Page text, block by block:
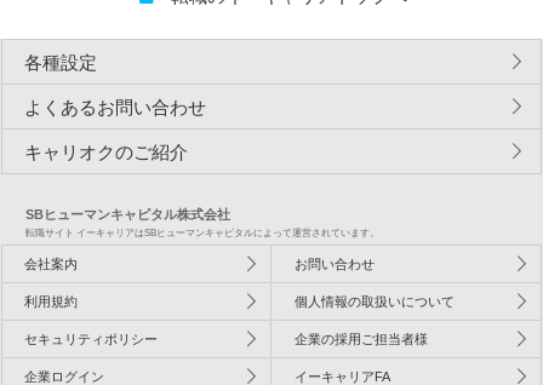
各種設定
よくあるお問い合わせ
キャリオクのご紹介
SBヒューマンキャピタル株式会社
転職サイト イーキャリアはSBヒューマンキャピタルによって運営されています。
会社案内 お問い合わせ
利用規約 個人情報の取扱いについて
セキュリティポリシー 企業の採用ご担当者様
企業ログイン イーキャリアFA